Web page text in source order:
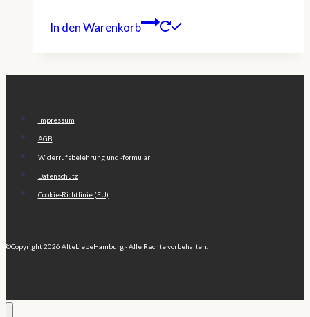
In den Warenkorb
Impressum
AGB
Widerrufsbelehrung und -formular
Datenschutz
Cookie-Richtlinie (EU)
©Copyright 2026 AlteLiebeHamburg - Alle Rechte vorbehalten.